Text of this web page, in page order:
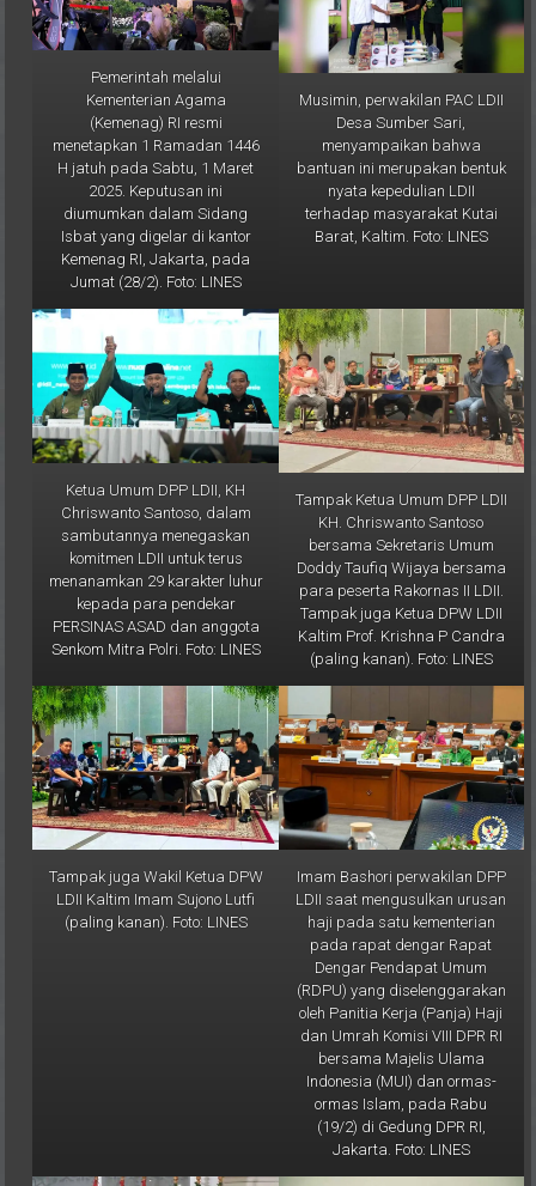
Pemerintah melalui
Kementerian Agama
(Kemenag) RI resmi
menetapkan 1 Ramadan 1446
H jatuh pada Sabtu, 1 Maret
2025. Keputusan ini
diumumkan dalam Sidang
Isbat yang digelar di kantor
Kemenag RI, Jakarta, pada
Jumat (28/2). Foto: LINES
Musimin, perwakilan PAC LDII
Desa Sumber Sari,
menyampaikan bahwa
bantuan ini merupakan bentuk
nyata kepedulian LDII
terhadap masyarakat Kutai
Barat, Kaltim. Foto: LINES
Ketua Umum DPP LDII, KH
Chriswanto Santoso, dalam
sambutannya menegaskan
komitmen LDII untuk terus
menanamkan 29 karakter luhur
kepada para pendekar
PERSINAS ASAD dan anggota
Senkom Mitra Polri. Foto: LINES
Tampak Ketua Umum DPP LDII
KH. Chriswanto Santoso
bersama Sekretaris Umum
Doddy Taufiq Wijaya bersama
para peserta Rakornas II LDII.
Tampak juga Ketua DPW LDII
Kaltim Prof. Krishna P Candra
(paling kanan). Foto: LINES
Tampak juga Wakil Ketua DPW
LDII Kaltim Imam Sujono Lutfi
(paling kanan). Foto: LINES
Imam Bashori perwakilan DPP
LDII saat mengusulkan urusan
haji pada satu kementerian
pada rapat dengar Rapat
Dengar Pendapat Umum
(RDPU) yang diselenggarakan
oleh Panitia Kerja (Panja) Haji
dan Umrah Komisi VIII DPR RI
bersama Majelis Ulama
Indonesia (MUI) dan ormas-
ormas Islam, pada Rabu
(19/2) di Gedung DPR RI,
Jakarta. Foto: LINES